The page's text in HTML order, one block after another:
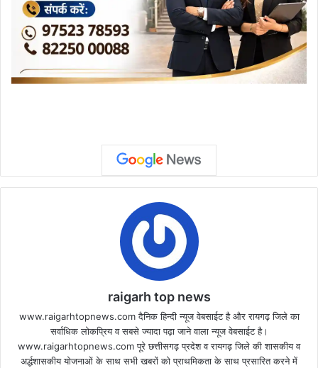
raigarh top news
www.raigarhtopnews.com दैनिक हिन्दी न्यूज वेबसाईट है और रायगढ़ जिले का
सर्वाधिक लोकप्रिय व सबसे ज्यादा पढ़ा जाने वाला न्यूज वेबसाईट है।
www.raigarhtopnews.com पूरे छत्तीसगढ़ प्रदेश व रायगढ़ जिले की शासकीय व
अर्द्धशासकीय योजनाओं के साथ सभी खबरों को प्राथमिकता के साथ प्रसारित करने में